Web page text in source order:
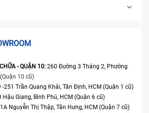
- QUẬN 10: 260 Đường 3 Tháng 2, Phường
(Quận 10 cũ)
-251 Trần Quang Khải, Tân Định, HCM (Quận 1 cũ)
Hậu Giang, Bình Phú, HCM (Quận 6 cũ)
Nguyễn Thị Thập, Tân Hưng, HCM (Quận 7 cũ)